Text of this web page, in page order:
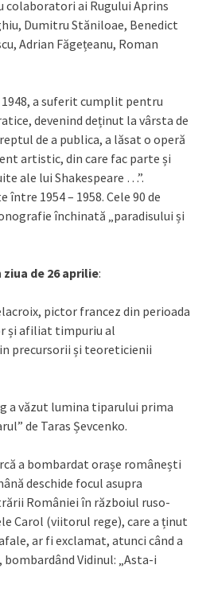
colaboratori ai Rugului Aprins
Dumitru Stăniloae, Benedict
Adrian Făgețeanu, Roman
a suferit cumplit pentru
devenind deținut la vârsta de
de a publica, a lăsat o operă
artistic, din care fac parte și
ale lui Shakespeare …”.
1954 – 1958. Cele 90 de
închinată „paradisului și
de 26 aprilie:
pictor francez din perioada
și afiliat timpuriu al
precursorii și teoreticienii
a văzut lumina tiparului prima
de Taras Șevcenko.
a bombardat orașe românești
deschide focul asupra
României în războiul ruso-
Carol (viitorul rege), care a ținut
ar fi exclamat, atunci când a
Vidinul: „Asta-i